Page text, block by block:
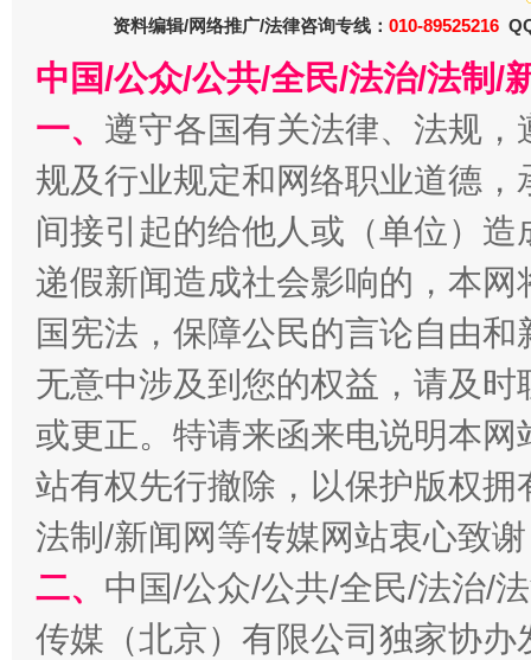
阿坝州三大球赛在茂县开幕 规模
资料编辑/网络推广/法律咨询专线： 010-89525216
中国/公众/公共/全民/法治/法制/
一、 遵守各国有关法律、法规
规及行业规定和网络职业道德
间接引起的给他人或（单位）
递假新闻造成社会影响的，本
国宪法，保障公民的言论自由
无意中涉及到您的权益，请及
或更正。特请来函来电说明本
站有权先行撤除，以保护版权
法制/新闻网等传媒网站衷心致
二、 中国/公众/公共/全民/法治/
传媒（北京）有限公司独家协